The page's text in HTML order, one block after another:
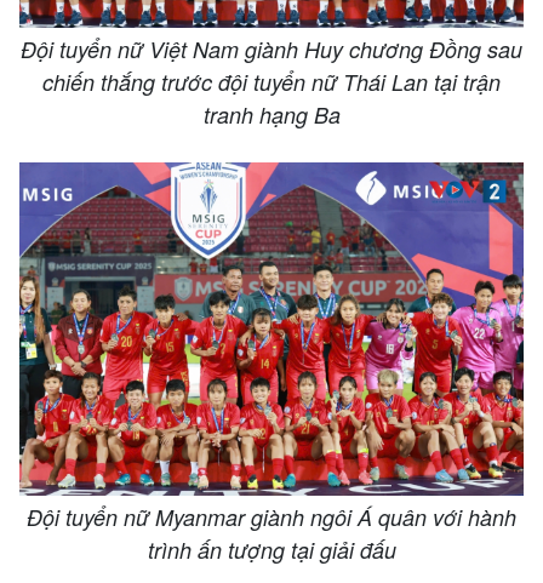
Đội tuyển nữ Việt Nam giành Huy chương Đồng sau
chiến thắng trước đội tuyển nữ Thái Lan tại trận
tranh hạng Ba
Đội tuyển nữ Myanmar giành ngôi Á quân với hành
trình ấn tượng tại giải đấu